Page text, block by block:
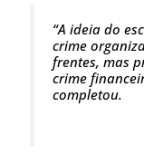
“A ideia do
crime
frentes, mas
crime
completou.